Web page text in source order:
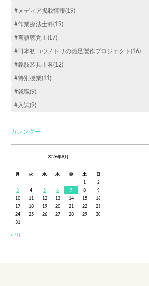
#メディア掲載情報(19)
#作業療法士科(19)
#言語聴覚士(17)
#日本初コウノトリの義足製作プロジェクト(16)
#義肢装具士科(12)
#特別授業(11)
#就職(9)
#入試(9)
カレンダー
2026年8月
月 火 水 木 金 土
日
1
2
3
4 5 6 7 8
9
10
11 12 13 14 15
16
17
18 19 20 21 22
23
24
25 26 27 28 29
30
31
« 7月